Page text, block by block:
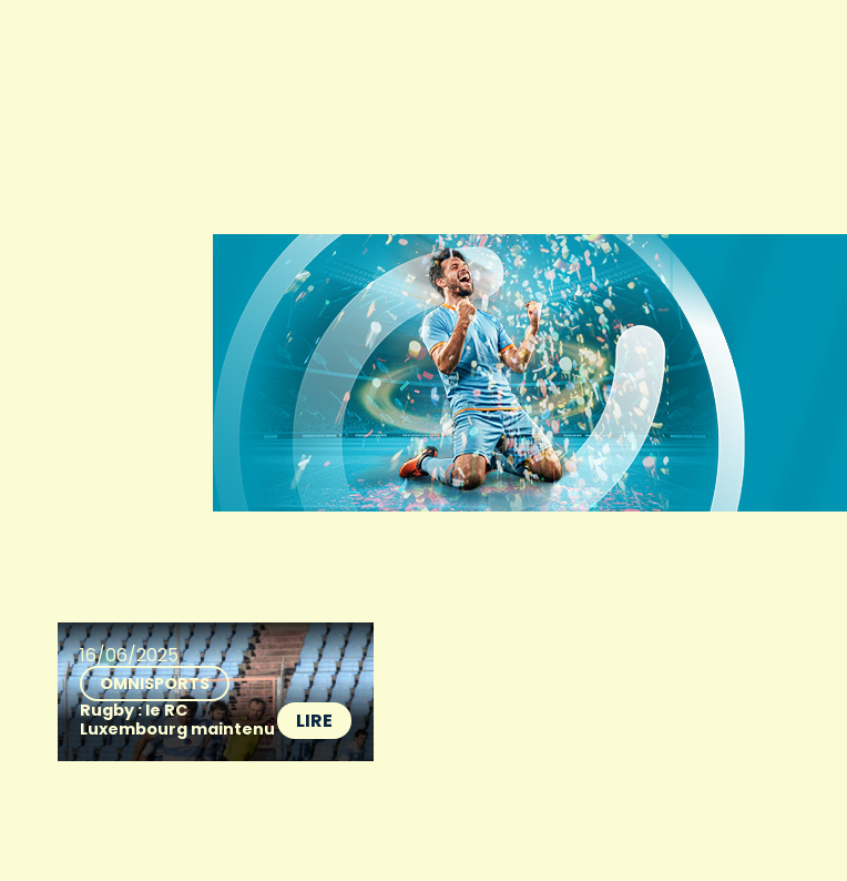
16/06/2025
OMNISPORTS
Rugby : le RC
Luxembourg maintenu
LIRE